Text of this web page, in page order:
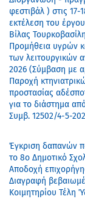
φεστιβάλ ) στις 17-
εκτέλεση του
Βίλας
Προμήθεια υγρών
των λειτουργικών
2026 (Σύμβαση με
Παροχή
προστασίας
για το διάστημα
Συμβ. 12502/4-5-
Έγκριση δαπανών
το 8ο Δημοτικό
Αποδοχή
Διαγραφή
Κοιμητηρίου Τέλη